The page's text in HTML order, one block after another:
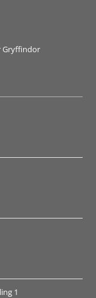
Gryffindor
1